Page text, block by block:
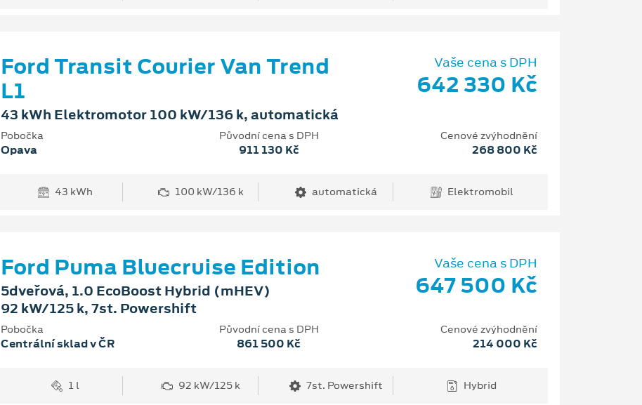
Ford Transit Courier Van Trend
L1
43 kWh Elektromotor 100 kW/136 k, automatická
Vaše cena s DPH
642 330 Kč
Pobočka
Opava
Původní cena s DPH
911 130 Kč
Cenové zvýhodnění
268 800 Kč
43 kWh 100 kW/136 k automatická Elektromobil
Ford Puma Bluecruise Edition
5dveřová, 1.0 EcoBoost Hybrid (mHEV)
92 kW/125 k, 7st. Powershift
Vaše cena s DPH
647 500 Kč
Pobočka
Centrální sklad v ČR
Původní cena s DPH
861 500 Kč
Cenové zvýhodnění
214 000 Kč
1 l 92 kW/125 k 7st. Powershift Hybrid